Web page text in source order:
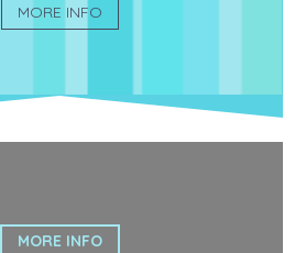
MORE INFO
MORE INFO